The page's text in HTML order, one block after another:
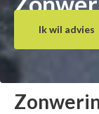
Ik wil advies